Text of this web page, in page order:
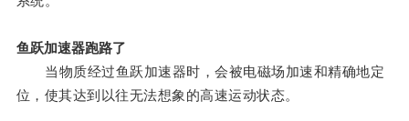
鱼跃加速器跑路了
当物质经过鱼跃加速器时，会被电磁场加速和精确地定
位，使其达到以往无法想象的高速运动状态。